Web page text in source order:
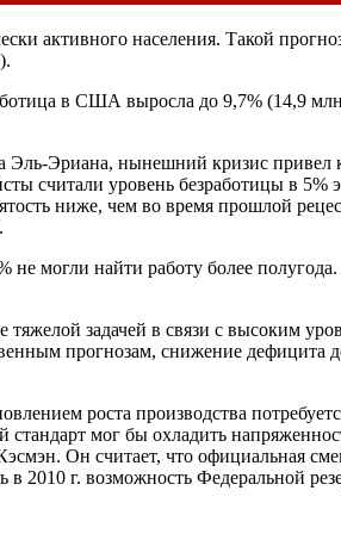
активного населения. Такой
в США выросла до 9,7% (14,9
Эль-Эриана, нынешний кризис
считали уровень безработицы в 5%
ниже, чем во время прошлой
могли найти работу более
задачей в связи с высоким
прогнозам, снижение дефицита
роста производства
мог бы охладить
Он считает, что официальная
2010 г. возможность Федеральной